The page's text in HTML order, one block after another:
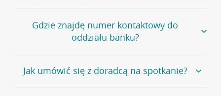
Jeśli szukasz oddziału naszego banku, zapraszamy na
stronęPlacówki i bankomaty, na której znajduje się
wygodna wyszukiwarka.
oddziałów
Gdzie znajdę numer kontaktowy do
oddziału banku?
Bank Credit Agricole nie udostępnia ogólnego numeru
telefonu do placówki bankowej.
Jak umówić się z doradcą na spotkanie?